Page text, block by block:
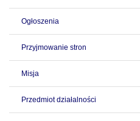
Ogłoszenia
Przyjmowanie stron
Misja
Przedmiot działalności